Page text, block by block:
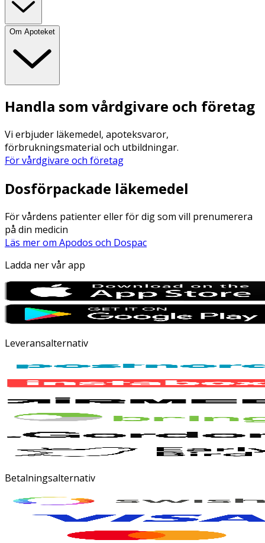
Om Apoteket
Handla som vårdgivare och företag
Vi erbjuder läkemedel, apoteksvaror,
förbrukningsmaterial och utbildningar.
För vårdgivare och företag
Dosförpackade läkemedel
För vårdens patienter eller för dig som vill prenumerera
på din medicin
Läs mer om Apodos och Dospac
Ladda ner vår app
Leveransalternativ
Betalningsalternativ